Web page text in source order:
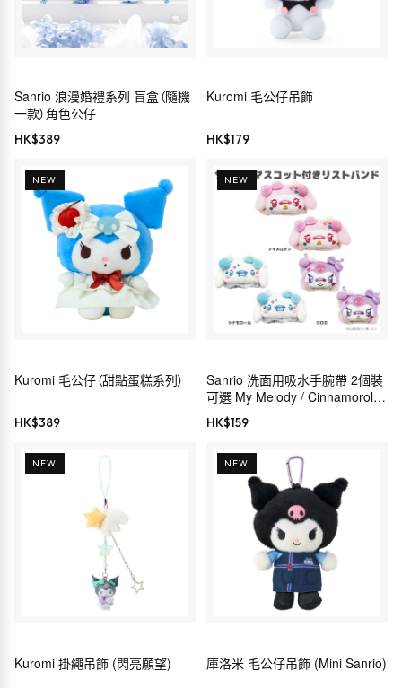
Sanrio 浪漫婚禮系列 盲盒（隨機
一款）角色公仔
HK$389
Kuromi 毛公仔吊飾
HK$179
NEW
Kuromi 毛公仔（甜點蛋糕系列）
HK$389
NEW
Sanrio 洗面用吸水手腕帶 2個裝
可選 My Melody / Cinnamoroll /
Kuromi
HK$159
NEW
Kuromi 掛繩吊飾 (閃亮願望)
NEW
庫洛米 毛公仔吊飾 (Mini Sanrio)